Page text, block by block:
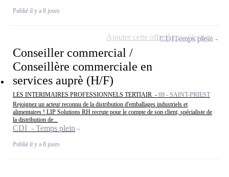
Publié il y a 8 jours
Conseiller commercial /
Conseillère commerciale en
services auprè (H/F)
LES INTERIMAIRES PROFESSIONNELS TERTIAIR - 69 - SAINT-PRIEST
Rejoignez un acteur reconnu de la distribution d'emballages industriels et
alimentaires ! LIP Solutions RH recrute pour le compte de son client, spécialiste de
la distribution de...
CDI - Temps plein
Publié il y a 8 jours
CDITemps plein
Ajouter cette offre à ma sélection